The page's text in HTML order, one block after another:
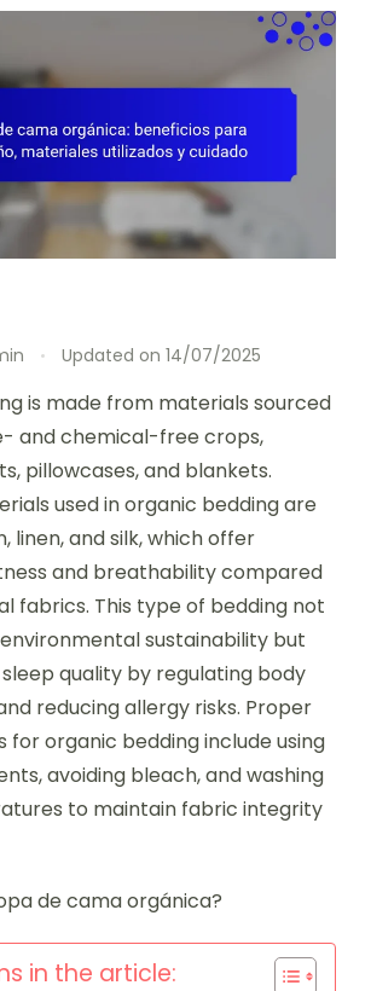
Updated on 14/07/2025
is made from materials sourced
and chemical-free crops,
pillowcases, and blankets.
used in organic bedding are
linen, and silk, which offer
and breathability compared
fabrics. This type of bedding not
sustainability but
quality by regulating body
reducing allergy risks. Proper
for organic bedding include using
avoiding bleach, and washing
to maintain fabric integrity
in the article: